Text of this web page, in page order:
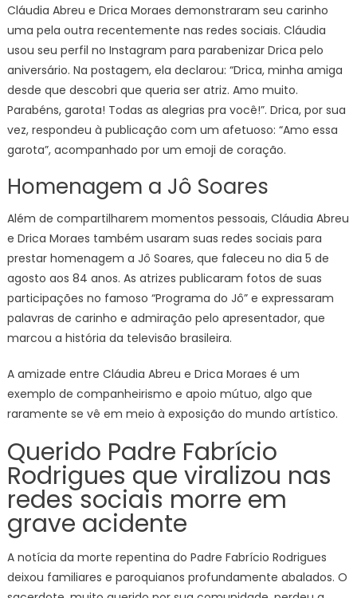
Cláudia Abreu e Drica Moraes demonstraram seu carinho
uma pela outra recentemente nas redes sociais. Cláudia
usou seu perfil no Instagram para parabenizar Drica pelo
aniversário. Na postagem, ela declarou: “Drica, minha amiga
desde que descobri que queria ser atriz. Amo muito.
Parabéns, garota! Todas as alegrias pra você!”. Drica, por sua
vez, respondeu à publicação com um afetuoso: “Amo essa
garota”, acompanhado por um emoji de coração.
Homenagem a Jô Soares
Além de compartilharem momentos pessoais, Cláudia Abreu
e Drica Moraes também usaram suas redes sociais para
prestar homenagem a Jô Soares, que faleceu no dia 5 de
agosto aos 84 anos. As atrizes publicaram fotos de suas
participações no famoso “Programa do Jô” e expressaram
palavras de carinho e admiração pelo apresentador, que
marcou a história da televisão brasileira.
A amizade entre Cláudia Abreu e Drica Moraes é um
exemplo de companheirismo e apoio mútuo, algo que
raramente se vê em meio à exposição do mundo artístico.
Querido Padre Fabrício
Rodrigues que viralizou nas
redes sociais morre em
grave acidente
A notícia da morte repentina do Padre Fabrício Rodrigues
deixou familiares e paroquianos profundamente abalados. O